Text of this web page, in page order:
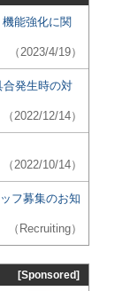
能強化に関
（2023/4/19）
合発生時の対
（2022/12/14）
（2022/10/14）
フ募集のお知
（Recruiting）
[Sponsored]